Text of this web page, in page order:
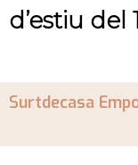
d’estiu del
Surtdecasa